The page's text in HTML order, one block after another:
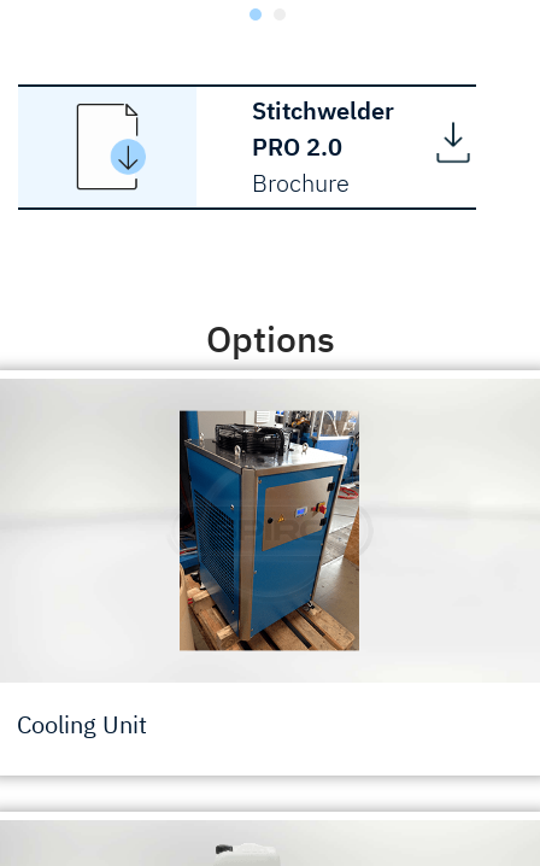
Stitchwelder
PRO 2.0
Brochure
Options
Cooling Unit